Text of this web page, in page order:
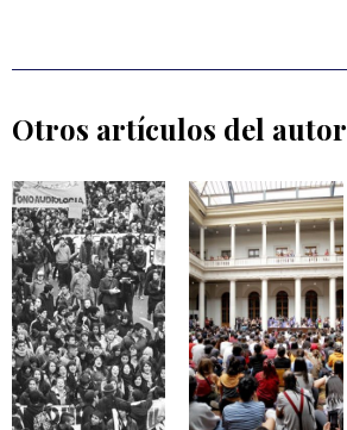
Otros artículos del autor